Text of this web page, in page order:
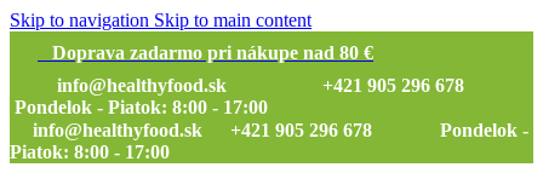
Skip to navigation Skip to main content
Doprava zadarmo pri nákupe nad 80 €
info@healthyfood.sk
+421 905 296 678
Pondelok - Piatok: 8:00 - 17:00
info@healthyfood.sk
+421 905 296 678 Pondelok -
Piatok: 8:00 - 17:00